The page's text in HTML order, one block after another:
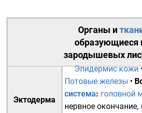
Органы и
образующиеся
зародышевых
Эктодерма
Эпидермис кожи
Потовые железы •
система: головной
нервное окончание,